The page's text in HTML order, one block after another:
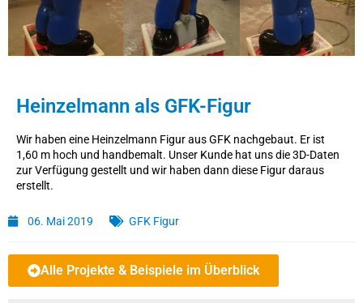
Heinzelmann als GFK-Figur
Wir haben eine Heinzelmann Figur aus GFK nachgebaut. Er ist
1,60 m hoch und handbemalt. Unser Kunde hat uns die 3D-Daten
zur Verfügung gestellt und wir haben dann diese Figur daraus
erstellt.
06. Mai 2019 GFK Figur
Alle Projekte & Beispiele im Überblick